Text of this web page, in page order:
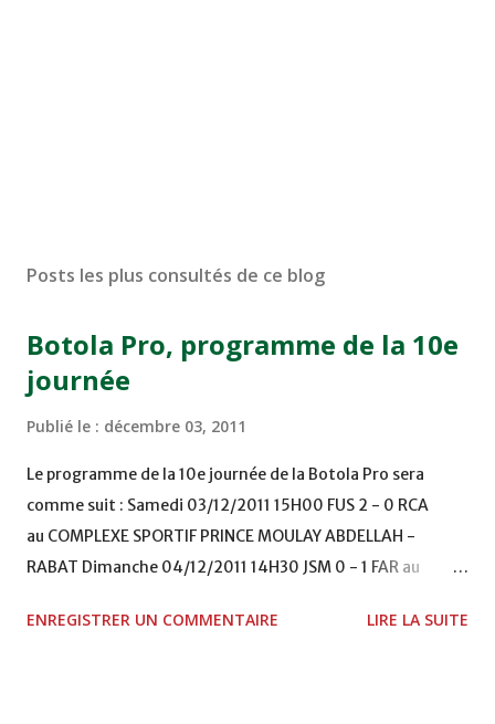
Posts les plus consultés de ce blog
Botola Pro, programme de la 10e
journée
Publié le : décembre 03, 2011
Le programme de la 10e journée de la Botola Pro sera
comme suit : Samedi 03/12/2011 15H00 FUS 2 - 0 RCA
au COMPLEXE SPORTIF PRINCE MOULAY ABDELLAH -
RABAT Dimanche 04/12/2011 14H30 JSM 0 - 1 FAR au
TERRAIN EL ABDI - EL JADIDA 16h30 OCK 0 - 1 HUSA
ENREGISTRER UN COMMENTAIRE LIRE LA SUITE